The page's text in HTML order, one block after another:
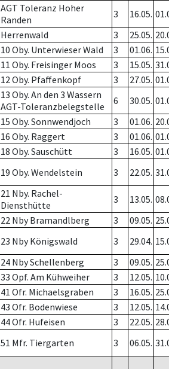
AGT Toleranz Hoher
Randen
3 16.05.
Herrenwald 3 25.05.
10 Oby. Unterwieser Wald 3 01.06.
11 Oby. Freisinger Moos 3 15.05.
12 Oby. Pfaffenkopf 3 27.05.
13 Oby. An den 3 Wassern
AGT-Toleranzbelegstelle
6 30.05.
15 Oby. Sonnwendjoch 3 01.06.
16 Oby. Raggert 3 01.06.
18 Oby. Sauschütt 3 16.05.
19 Oby. Wendelstein 3 22.05.
21 Nby. Rachel-
Diensthütte
3 13.05.
22 Nby Bramandlberg 3 09.05.
23 Nby Königswald 3 29.04.
24 Nby Schellenberg 3 09.05.
33 Opf. Am Kühweiher 3 12.05.
41 Ofr. Michaelsgraben 3 16.05.
43 Ofr. Bodenwiese 3 12.05.
44 Ofr. Hufeisen 3 22.05.
51 Mfr. Tiergarten 3 06.05.